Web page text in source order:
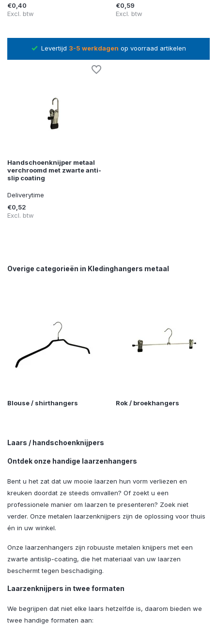
€0,40
Excl. btw
€0,59
Excl. btw
3-5 werkdagenop voorraad artikelen
Handschoenknijper metaal
verchroomd met zwarte anti-
slip coating
Deliverytime
€0,52
Excl. btw
Overige categorieën in Kledinghangers metaal
Blouse / shirthangers Rok / broekhangers
Laars / handschoenknijpers
Ontdek onze handige laarzenhangers
Bent u het zat dat uw mooie laarzen hun vorm verliezen en
kreuken doordat ze steeds omvallen? Of zoekt u een
professionele manier om laarzen te presenteren? Zoek niet
verder. Onze metalen laarzenknijpers zijn de oplossing voor thuis
én in uw winkel.
Onze laarzenhangers zijn robuuste metalen knijpers met een
zwarte antislip-coating, die het materiaal van uw laarzen
beschermt tegen beschadiging.
Laarzenknijpers in twee formaten
We begrijpen dat niet elke laars hetzelfde is, daarom bieden we
twee handige formaten aan: